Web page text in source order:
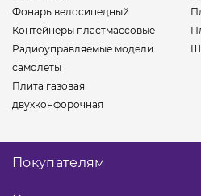
Фонарь велосипедный
Контейнеры пластмассовые
Радиоуправляемые модели
самолеты
Плита газовая
двухконфорочная
Покупателям